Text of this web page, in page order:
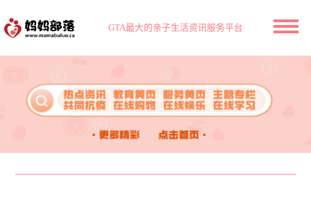
GTA最大的亲子生活资讯服务平台